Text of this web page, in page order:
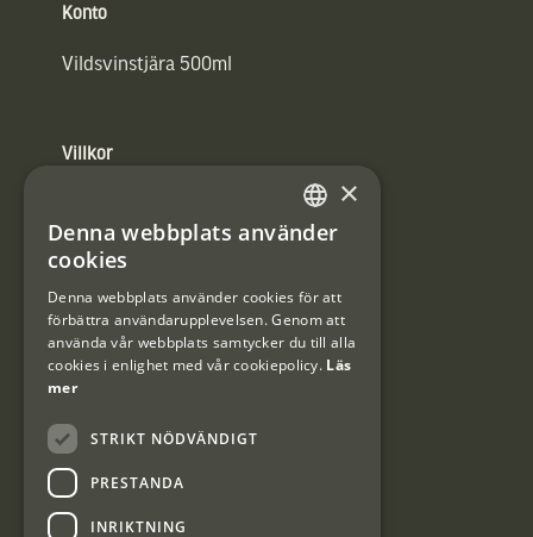
Konto
Vildsvinstjära 500ml
Villkor
Användarvillkor
#Interjaktfamily
Kundklubb
Information om kundklubben.
SWEDISH
×
Denna webbplats använder
cookies
Denna webbplats använder cookies för att
förbättra användarupplevelsen. Genom att
använda vår webbplats samtycker du till alla
cookies i enlighet med vår cookiepolicy. Läs
mer
STRIKT NÖDVÄNDIGT
PRESTANDA
INRIKTNING